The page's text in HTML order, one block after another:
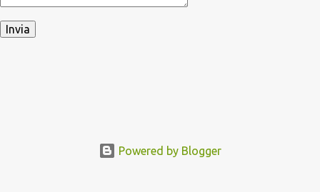
Powered by Blogger